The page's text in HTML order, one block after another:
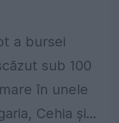
a bursei
sub 100
în unele
Cehia şi...